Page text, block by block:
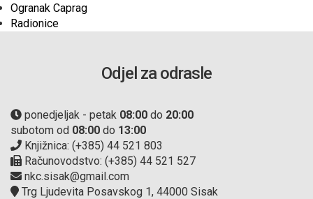
Ogranak Caprag
Radionice
Odjel za odrasle
ponedjeljak - petak 08:00 do 20:00
subotom od 08:00 do 13:00
Knjižnica: (+385) 44 521 803
Računovodstvo: (+385) 44 521 527
nkc.sisak@gmail.com
Trg Ljudevita Posavskog 1, 44000 Sisak